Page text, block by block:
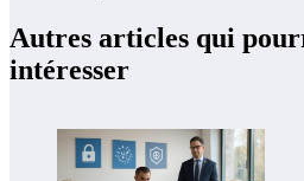
Autres articles qui
intéresser